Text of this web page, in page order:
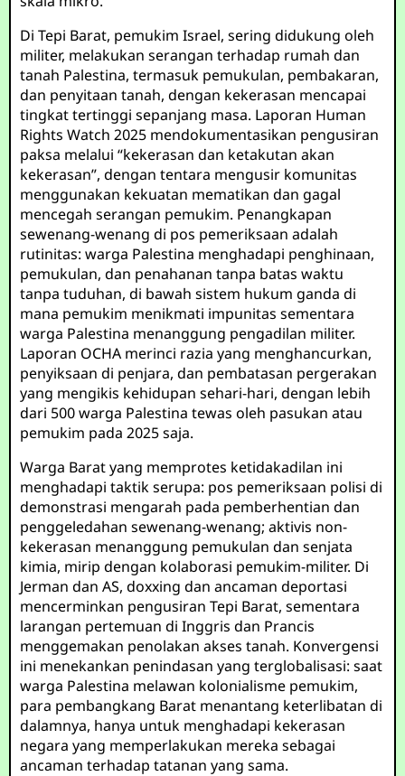
Di Tepi Barat, pemukim Israel, sering didukung oleh
militer, melakukan serangan terhadap rumah dan
tanah Palestina, termasuk pemukulan, pembakaran,
dan penyitaan tanah, dengan kekerasan mencapai
tingkat tertinggi sepanjang masa. Laporan Human
Rights Watch 2025 mendokumentasikan pengusiran
paksa melalui “kekerasan dan ketakutan akan
kekerasan”, dengan tentara mengusir komunitas
menggunakan kekuatan mematikan dan gagal
mencegah serangan pemukim. Penangkapan
sewenang-wenang di pos pemeriksaan adalah
rutinitas: warga Palestina menghadapi penghinaan,
pemukulan, dan penahanan tanpa batas waktu
tanpa tuduhan, di bawah sistem hukum ganda di
mana pemukim menikmati impunitas sementara
warga Palestina menanggung pengadilan militer.
Laporan OCHA merinci razia yang menghancurkan,
penyiksaan di penjara, dan pembatasan pergerakan
yang mengikis kehidupan sehari-hari, dengan lebih
dari 500 warga Palestina tewas oleh pasukan atau
pemukim pada 2025 saja.
Warga Barat yang memprotes ketidakadilan ini
menghadapi taktik serupa: pos pemeriksaan polisi di
demonstrasi mengarah pada pemberhentian dan
penggeledahan sewenang-wenang; aktivis non-
kekerasan menanggung pemukulan dan senjata
kimia, mirip dengan kolaborasi pemukim-militer. Di
Jerman dan AS, doxxing dan ancaman deportasi
mencerminkan pengusiran Tepi Barat, sementara
larangan pertemuan di Inggris dan Prancis
menggemakan penolakan akses tanah. Konvergensi
ini menekankan penindasan yang terglobalisasi: saat
warga Palestina melawan kolonialisme pemukim,
para pembangkang Barat menantang keterlibatan di
dalamnya, hanya untuk menghadapi kekerasan
negara yang memperlakukan mereka sebagai
ancaman terhadap tatanan yang sama.